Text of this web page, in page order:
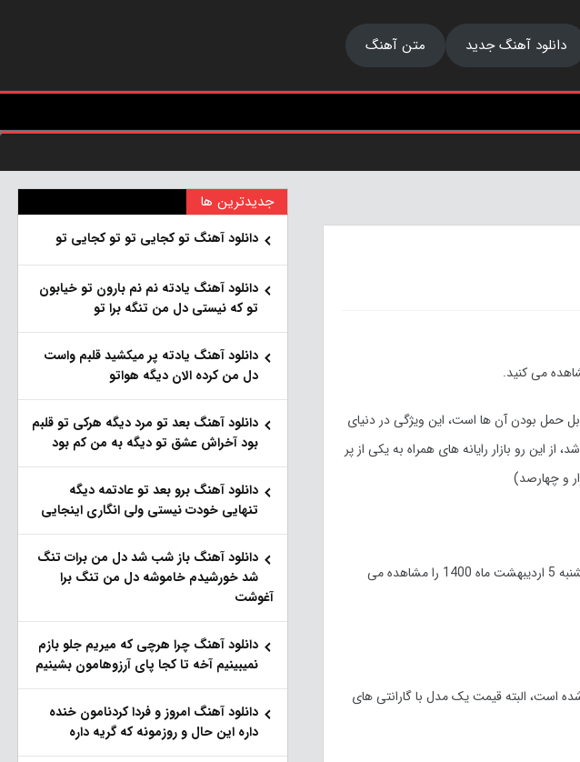
دانلود آهنگ جدید متن آهنگ
حمل بودن آن ها است، این ویژگی در دنیای
این رو بازار رایانه های همراه به یکی از پر
و چهارصد)
در ادامه آخرین قیمت روز انواع مدل های لپ تاپ ایسوس، لنوو، اپل، دل، اچ پی و برند های موجود در بازار ایران مورخ یکشنبه 5 اردیبهشت ماه 1400 را مشاهده می
است، البته قیمت یک مدل با گارانتی های
جدیدترین ها
دانلود آهنگ تو کجایی تو تو کجایی تو
دانلود آهنگ یادته نم نم بارون تو خیابون
تو که نیستی دل من تنگه برا تو
دانلود آهنگ یادته پر میکشید قلبم واست
دل من کرده الان دیگه هواتو
دانلود آهنگ بعد تو مرد دیگه هرکی تو قلبم
بود آخراش عشق تو دیگه به من کم بود
دانلود آهنگ برو بعد تو عادتمه دیگه
تنهایی خودت نیستی ولی انگاری اینجایی
دانلود آهنگ باز شب شد دل من برات تنگ
شد خورشیدم خاموشه دل من تنگ برا
آغوشت
دانلود آهنگ چرا هرچی که میریم جلو بازم
نمیبینیم آخه تا کجا پای آرزوهامون بشینیم
دانلود آهنگ امروز و فردا کردنامون خنده
داره این حال و روزمونه که گریه داره